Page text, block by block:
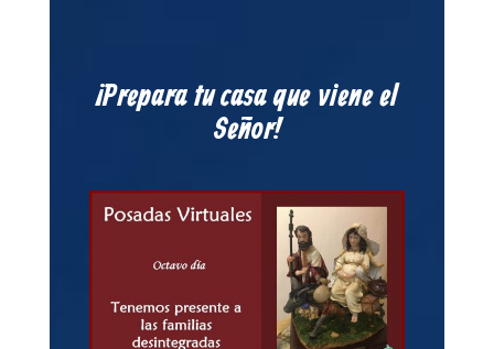
¡Prepara tu casa que viene el
Señor!